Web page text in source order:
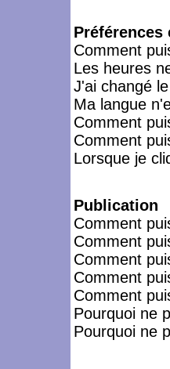
Comment
Les heures
J'ai changé
Ma langue
Comment
Comment
Lorsque je
Publication
Comment
Comment
Comment
Comment
Comment
Pourquoi ne
Pourquoi ne